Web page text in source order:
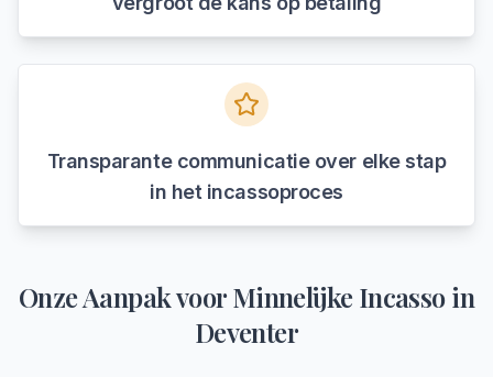
Transparante communicatie over elke stap
in het incassoproces
Onze Aanpak voorMinnelijke Incassoin
Deventer